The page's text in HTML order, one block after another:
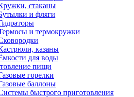
стаканы
и фляги
и термокружки
казаны
для воды
пищи
горелки
баллоны
быстрого приготовления